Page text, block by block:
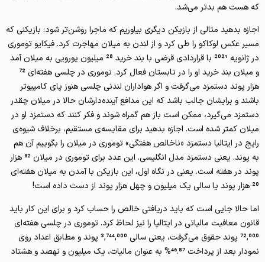
که هست هم بدتر می‌شد.
اجازه بدهید مثالی از بازیکن دیگری بیاوریم که ماجرا روشن‌تر شود؛ بازیکنی که
مسیر عکس لوکاکو را طی کرد و از لندن به میلان مهاجرت کرد. فیکایو توموری
در ژانویه 2021 با قراردادی قرضی با بند خرید 28 میلیون یورویی به میلان آمد
و میلان بند خرید او را در تابستان فعال کرد. توموری در چلسی هفته‌ای 72
هزار پوند دستمزد می‌گرفت و اگر هواداران لندنی چلسی هنوز پای کامپیوتر
باشند و برایشان جالب باشد که این مدافع آینده‌دارشان حالا در میلان چقدر
دستمزد می‌گیرد، ممکن است باز هم گمراه شوند و فکر کنند که دستمزد او در
میلان کمتر شده است. اجازه بدهید برای مقایسه‌ی مستقیم، برخلاف شیوه‌ی
رایج در ایتالیا دستمزد «ناخالص هفتگی» توموری در میلان را بگوییم آن هم
به پوند. یعنی دستمزد مدل انگلیسی. این عدد برای توموری در میلان 52 هزار
پوند در هفته است. یعنی در نگاه اول، این بازیکن با آمدن به میلان هفته‌ای
20 هزار پوند یا سالی یک میلیون و چهل هزار پوند از دست داده است!
اما حالا جایی است که باید دریافتی خالص را حساب کرد و برای این کار باید
قانون معافیت مالیاتی در ایتالیا را نیز لحاظ کرد. توموری در چلسی هفته‌ای
72,000 پوند حقوق می‌گرفت، یعنی سالی 3,744,000 پوند و مطابق اعداد روی
نمودار بعد از پرداخت 46.87% به عنوان مالیات، یک میلیون و نهصد و هشتاد